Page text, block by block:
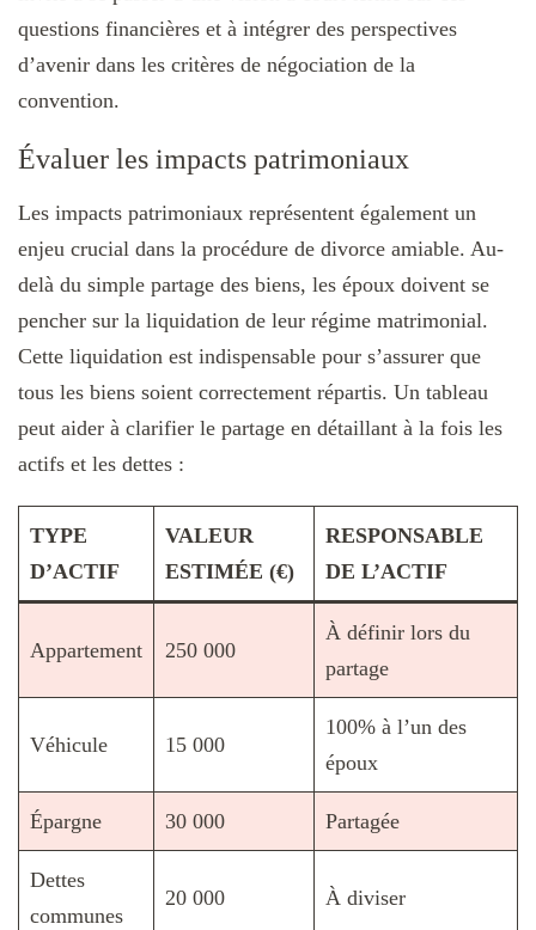
questions financières et à intégrer des perspectives
d’avenir dans les critères de négociation de la
convention.
Évaluer les impacts patrimoniaux
Les impacts patrimoniaux représentent également un
enjeu crucial dans la procédure de divorce amiable. Au-
delà du simple partage des biens, les époux doivent se
pencher sur la liquidation de leur régime matrimonial.
Cette liquidation est indispensable pour s’assurer que
tous les biens soient correctement répartis. Un tableau
peut aider à clarifier le partage en détaillant à la fois les
actifs et les dettes :
TYPE
D’ACTIF
VALEUR
ESTIMÉE (€)
RESPONSABLE
DE L’ACTIF
Appartement 250 000
À définir lors du
partage
Véhicule 15 000
100% à l’un des
époux
Épargne 30 000 Partagée
Dettes
communes
20 000 À diviser